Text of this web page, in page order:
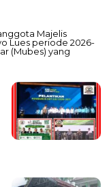
Majelis
Lues periode 2026-
(Mubes) yang